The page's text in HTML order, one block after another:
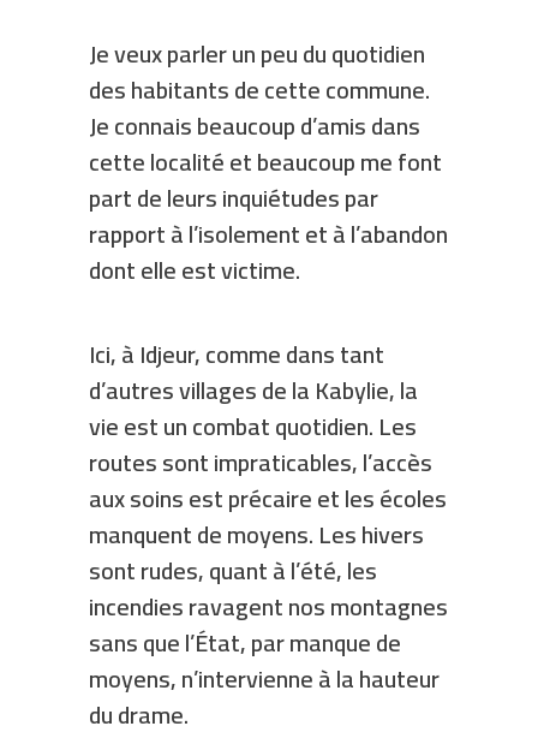
Je veux parler un peu du quotidien
des habitants de cette commune.
Je connais beaucoup d’amis dans
cette localité et beaucoup me font
part de leurs inquiétudes par
rapport à l’isolement et à l’abandon
dont elle est victime.
Ici, à Idjeur, comme dans tant
d’autres villages de la Kabylie, la
vie est un combat quotidien. Les
routes sont impraticables, l’accès
aux soins est précaire et les écoles
manquent de moyens. Les hivers
sont rudes, quant à l’été, les
incendies ravagent nos montagnes
sans que l’État, par manque de
moyens, n’intervienne à la hauteur
du drame.